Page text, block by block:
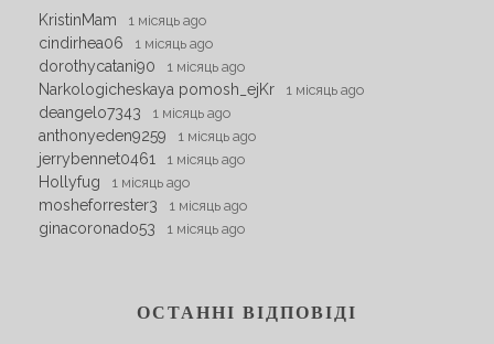
KristinMam 1 місяць ago
cindirhea06 1 місяць ago
dorothycatani90 1 місяць ago
Narkologicheskaya pomosh_ejKr 1 місяць ago
deangelo7343 1 місяць ago
anthonyeden9259 1 місяць ago
jerrybennet0461 1 місяць ago
Hollyfug 1 місяць ago
mosheforrester3 1 місяць ago
ginacoronado53 1 місяць ago
ОСТАННІ ВІДПОВІДІ